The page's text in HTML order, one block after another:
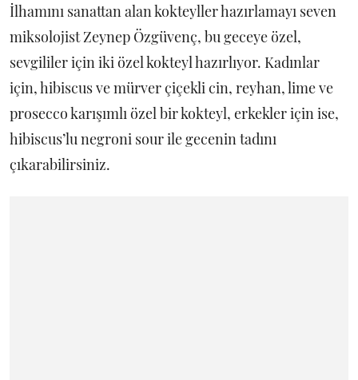
İlhamını sanattan alan kokteyller hazırlamayı seven
miksolojist Zeynep Özgüvenç, bu geceye özel,
sevgililer için iki özel kokteyl hazırlıyor. Kadınlar
için, hibiscus ve mürver çiçekli cin, reyhan, lime ve
prosecco karışımlı özel bir kokteyl, erkekler için ise,
hibiscus’lu negroni sour ile gecenin tadını
çıkarabilirsiniz.